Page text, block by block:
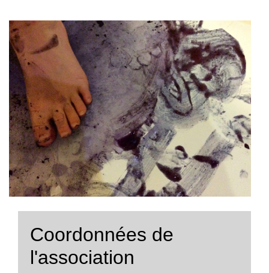
Coordonnées de
l'association